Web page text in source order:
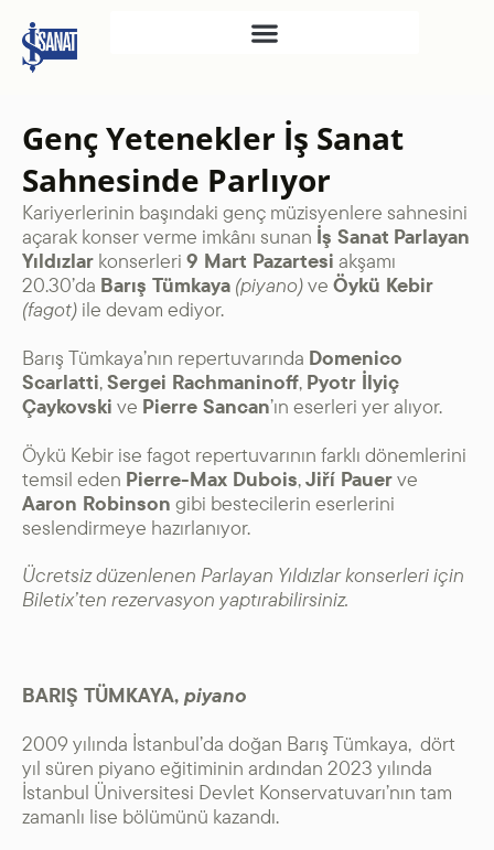
SAHNE SANATLARI
TÜRKIYE İŞ BANKASI
RESIM HEYKEL MÜZESI
TÜRKIYE İŞ BANKASI
MÜZESI
İKTISADI BAĞIMSIZLIK
MÜZESI
ATATÜRK KÜTÜPHANESI
SANAT GALERILERI
KÜLTÜREL MIRASA
DESTEK
Genç Yetenekler İş Sanat
Sahnesinde Parlıyor
Kariyerlerinin başındaki genç müzisyenlere sahnesini
açarak konser verme imkânı sunan İş Sanat Parlayan
Yıldızlar konserleri 9 Mart Pazartesi akşamı
20.30’da Barış Tümkaya (piyano)ve Öykü Kebir
(fagot) ile devam ediyor.
Barış Tümkaya’nın repertuvarında Domenico
Scarlatti,Sergei Rachmaninoff, Pyotr İlyiç
Çaykovski ve Pierre Sancan’ın eserleri yer alıyor.
Öykü Kebir ise fagot repertuvarının farklı dönemlerini
temsil eden Pierre-Max Dubois,Jiří Pauerve
Aaron Robinson gibi bestecilerin eserlerini
seslendirmeye hazırlanıyor.
Ücretsiz düzenlenen Parlayan Yıldızlar konserleri için
Biletix’ten rezervasyon yaptırabilirsiniz.
BARIŞ TÜMKAYA, piyano
2009 yılında İstanbul’da doğan Barış Tümkaya, dört
yıl süren piyano eğitiminin ardından 2023 yılında
İstanbul Üniversitesi Devlet Konservatuvarı’nın tam
zamanlı lise bölümünü kazandı.